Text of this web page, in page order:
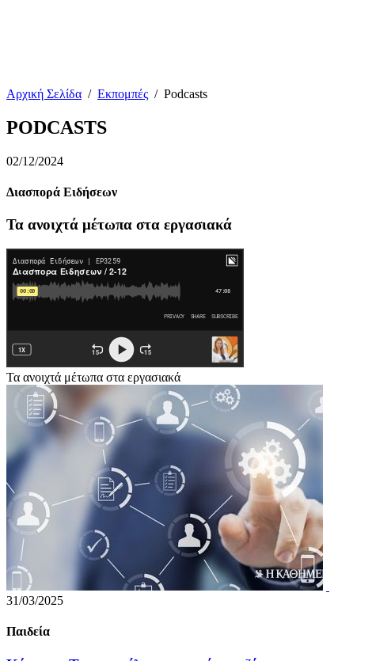
Αρχική Σελίδα / Εκπομπές / Podcasts
PODCASTS
02/12/2024
Διασπορά Ειδήσεων
Τα ανοιχτά μέτωπα στα εργασιακά
Τα ανοιχτά μέτωπα στα εργασιακά
31/03/2025
Παιδεία